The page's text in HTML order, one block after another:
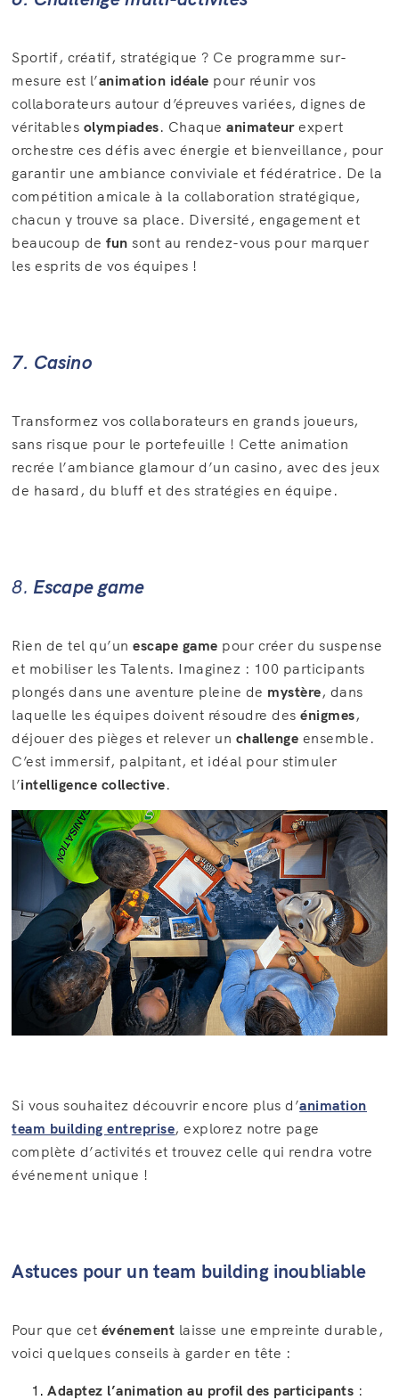
Sportif, créatif, stratégique ? Ce programme sur-
mesure est l’animation idéale pour réunir vos
collaborateurs autour d’épreuves variées, dignes de
véritables olympiades. Chaqueanimateurexpert
orchestre ces défis avec énergie et bienveillance, pour
garantir une ambiance conviviale et fédératrice. De la
compétition amicale à la collaboration stratégique,
chacun y trouve sa place. Diversité, engagement et
beaucoup defun sont au rendez-vous pour marquer
les esprits de vos équipes !
7. Casino
Transformez vos collaborateurs en grands joueurs,
sans risque pour le portefeuille ! Cette animation
recrée l’ambiance glamour d’un casino, avec des jeux
de hasard, du bluff et des stratégies en équipe.
8. Escape game
Rien de tel qu’unescape game pour créer du suspense
et mobiliser les Talents. Imaginez : 100 participants
plongés dans une aventure pleine de mystère, dans
laquelle les équipes doivent résoudre desénigmes,
déjouer des pièges et relever un challenge ensemble.
C’est immersif, palpitant, et idéal pour stimuler
l’intelligence collective.
Si vous souhaitez découvrir encore plus d’animation
team building entreprise, explorez notre page
complète d’activités et trouvez celle qui rendra votre
événement unique !
Astuces pour un team building inoubliable
Pour que cet événement laisse une empreinte durable,
voici quelques conseils à garder en tête :
Adaptez l’animation au profil des participants :